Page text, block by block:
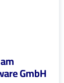
GmbH